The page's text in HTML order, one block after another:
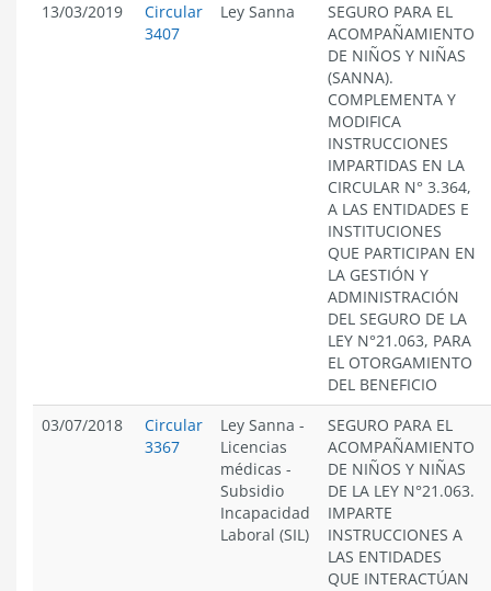
13/03/2019
Circular
3407
Ley Sanna
SEGURO PARA EL
ACOMPAÑAMIENTO
DE NIÑOS Y NIÑAS
(SANNA).
COMPLEMENTA Y
MODIFICA
INSTRUCCIONES
IMPARTIDAS EN LA
CIRCULAR N° 3.364,
A LAS ENTIDADES E
INSTITUCIONES
QUE PARTICIPAN EN
LA GESTIÓN Y
ADMINISTRACIÓN
DEL SEGURO DE LA
LEY N°21.063, PARA
EL OTORGAMIENTO
DEL BENEFICIO
03/07/2018
Circular
3367
Ley Sanna -
Licencias
médicas -
Subsidio
Incapacidad
Laboral (SIL)
SEGURO PARA EL
ACOMPAÑAMIENTO
DE NIÑOS Y NIÑAS
DE LA LEY N°21.063.
IMPARTE
INSTRUCCIONES A
LAS ENTIDADES
QUE INTERACTÚAN